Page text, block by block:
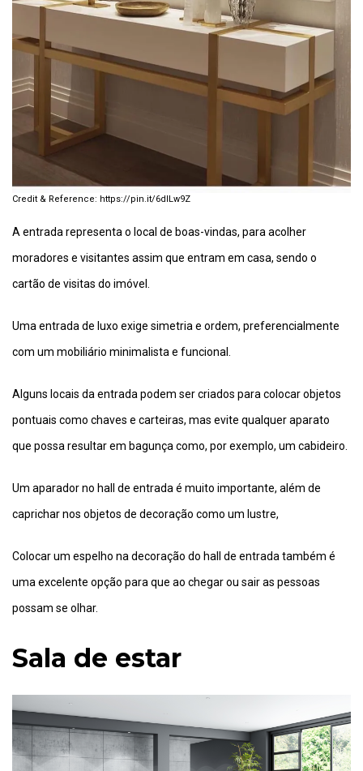
https://pin.it/6dlLw9Z
A entrada representa o local de boas-vindas, para acolher
moradores e visitantes assim que entram em casa, sendo o
cartão de visitas do imóvel.
Uma entrada de luxo exige simetria e ordem, preferencialmente
com um mobiliário minimalista e funcional.
Alguns locais da entrada podem ser criados para colocar objetos
pontuais como chaves e carteiras, mas evite qualquer aparato
que possa resultar em bagunça como, por exemplo, um cabideiro.
Um aparador no hall de entrada é muito importante, além de
caprichar nos objetos de decoração como um lustre,
Colocar um espelho na decoração do hall de entrada também é
uma excelente opção para que ao chegar ou sair as pessoas
possam se olhar.
Sala de estar